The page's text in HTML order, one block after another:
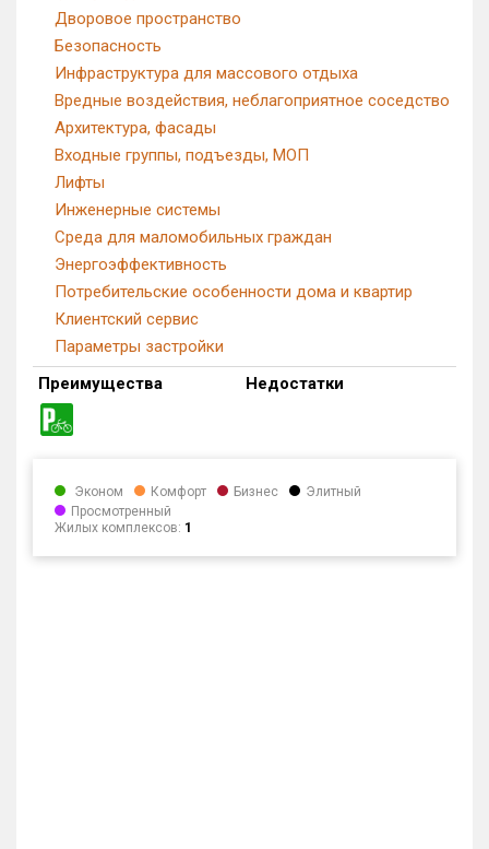
Дворовое пространство
Безопасность
Инфраструктура для массового отдыха
Вредные воздействия, неблагоприятное соседство
Архитектура, фасады
Входные группы, подъезды, МОП
Лифты
Инженерные системы
Среда для маломобильных граждан
Энергоэффективность
Потребительские особенности дома и квартир
Клиентский сервис
Параметры застройки
Преимущества
Недостатки
Эконом Комфорт Бизнес
Элитный
Просмотренный
Жилых комплексов: 1